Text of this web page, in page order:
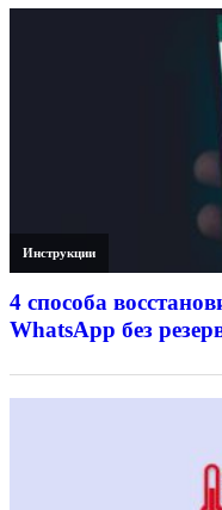
Инструкции
4 способа
WhatsApp без